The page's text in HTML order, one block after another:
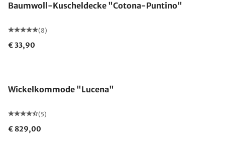
Baumwoll-Kuscheldecke "Cotona-Puntino"
(8)
€ 33,90
Wickelkommode "Lucena"
(5)
€ 829,00